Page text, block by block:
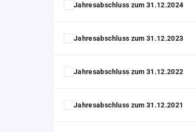
Jahresabschluss zum 31.12.2024
Jahresabschluss zum 31.12.2023
Jahresabschluss zum 31.12.2022
Jahresabschluss zum 31.12.2021